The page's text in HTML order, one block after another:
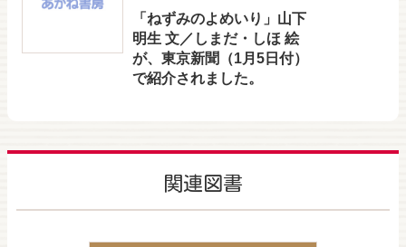
「ねずみのよめいり」山下
明生 文／しまだ・しほ 絵
が、東京新聞（1月5日付）
で紹介されました。
関連図書